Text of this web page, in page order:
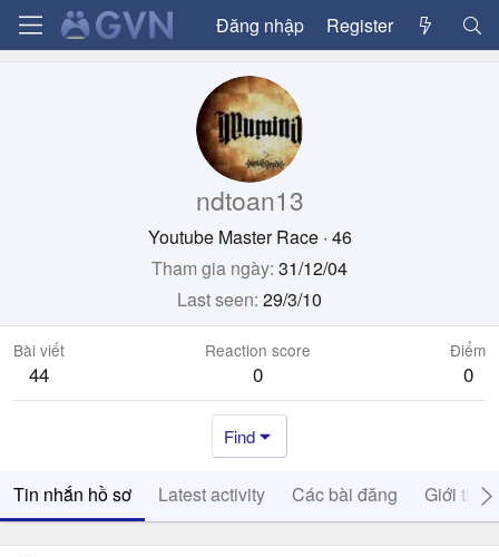
Đăng nhập Register
ndtoan13
Youtube Master Race · 46
Tham gia ngày 31/12/04
Last seen 29/3/10
Bài viết
44
Reaction score
0
Điểm
0
Find
Tin nhắn hồ sơ Latest activity Các bài đăng Giới thiệu